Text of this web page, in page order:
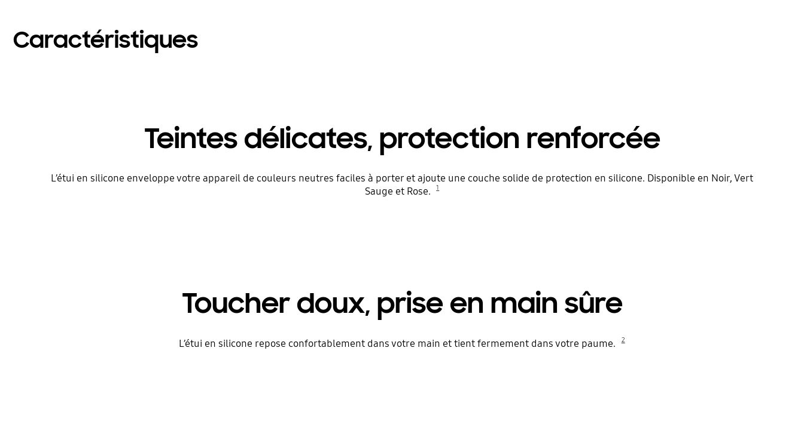
Caractéristiques
Teintes délicates, protection renforcée
L’étui en silicone enveloppe votre appareil de couleurs neutres faciles à porter et ajoute une couche solide de protection en silicone. Disponible en Noir, Vert
Sauge et Rose.
1
Toucher doux, prise en main sûre
L’étui en silicone repose confortablement dans votre main et tient fermement dans votre paume. 2